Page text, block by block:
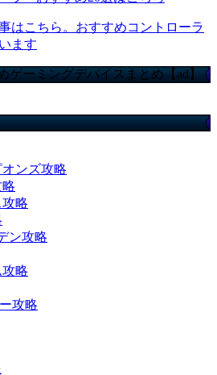
はこちら。おすすめコントローラ
ます
ゲーミングデバイスまとめ【ad】
ンズ攻略
略
ン攻略
略
攻略